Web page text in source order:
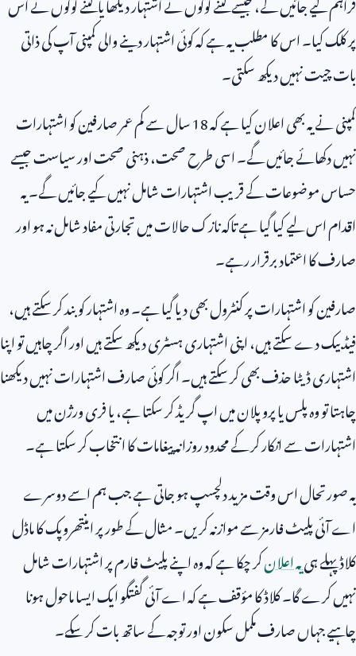
پر کلک کیا۔ اس کا مطلب یہ ہے کہ کوئی اشتہار دینے والی کمپنی آپ کی ذاتی
بات چیت نہیں دیکھ سکتی۔
کمپنی نے یہ بھی اعلان کیا ہے کہ18سال سے کم عمر صارفین کو اشتہارات
نہیں دکھائے جائیں گے۔ اسی طرح صحت، ذہنی صحت اور سیاست جیسے
حساس موضوعات کے قریب اشتہارات شامل نہیں کیے جائیں گے۔ یہ
اقدام اس لیے کیا گیا ہے تاکہ نازک حالات میں تجارتی مفاد شامل نہ ہو اور
صارف کا اعتماد برقرار رہے۔
صارفین کو اشتہارات پر کنٹرول بھی دیا گیا ہے۔ وہ اشتہار کو بند کر سکتے ہیں،
فیڈ بیک دے سکتے ہیں، اپنی اشتہاری ہسٹری دیکھ سکتے ہیں اور اگر چاہیں تو اپنا
اشتہاری ڈیٹا حذف بھی کر سکتے ہیں۔ اگر کوئی صارف اشتہارات نہیں دیکھنا
چاہتا تو وہ پلس یا پرو پلان میں اپ گریڈ کر سکتا ہے، یا فری ورژن میں
اشتہارات سے انکار کر کے محدود روزانہ پیغامات کا انتخاب کر سکتا ہے۔
یہ صورتحال اس وقت مزید دلچسپ ہو جاتی ہے جب ہم اسے دوسرے
اے آئی پلیٹ فارمز سے موازنہ کریں۔ مثال کے طور پر اینتھروپک کا ماڈل
کلاڈ پہلے ہییہ اعلانکر چکا ہے کہ وہ اپنے پلیٹ فارم پر اشتہارات شامل
نہیں کرے گا۔ کلاڈ کا مؤقف ہے کہ اے آئی گفتگو ایک ایسا ماحول ہونا
چاہیے جہاں صارف مکمل سکون اور توجہ کے ساتھ بات کر سکے۔